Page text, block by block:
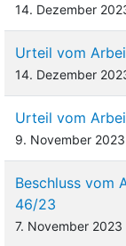
14. Dezember
Urteil vom
14. Dezember
Urteil vom
9. November 2023
Beschluss vom
46/23
7. November 2023